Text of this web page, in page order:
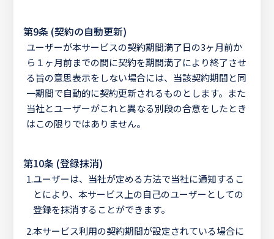
第9条 (契約の自動更新)
ユーザーが本サービスの契約期間満了日の3ヶ月前か
ら１ヶ月前までの間に契約を期間満了により終了させ
る旨の意思表示をしない場合には、当該契約期間と同
一期間で自動的に契約更新されるものとします。また
当社とユーザーがこれと異なる別段の合意をしたとき
はこの限りではありません。
第10条 (登録抹消)
1.ユーザーは、当社が定める方法で当社に通知するこ
とにより、本サービス上の自己のユーザーとしての
登録を抹消することができます。
2.本サービス利用の契約期間が設定されている場合に